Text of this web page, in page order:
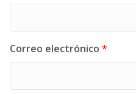
Correo electrónico *